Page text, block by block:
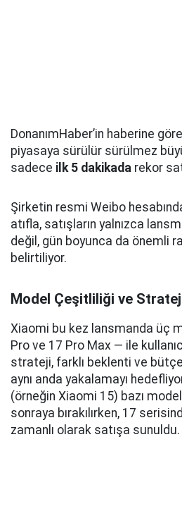
DonanımHaber’in haberine
piyasaya sürülür sürülmez
sadece ilk 5 dakikada rekor
Şirketin resmi Weibo
atıfla, satışların yalnızca
değil, gün boyunca da önemli
belirtiliyor.
Model Çeşitliliği ve
Xiaomi bu kez lansmanda üç
Pro ve 17 Pro Max — ile
strateji, farklı beklenti ve
aynı anda yakalamayı
(örneğin Xiaomi 15) bazı
sonraya bırakılırken, 17
zamanlı olarak satışa sunuldu.